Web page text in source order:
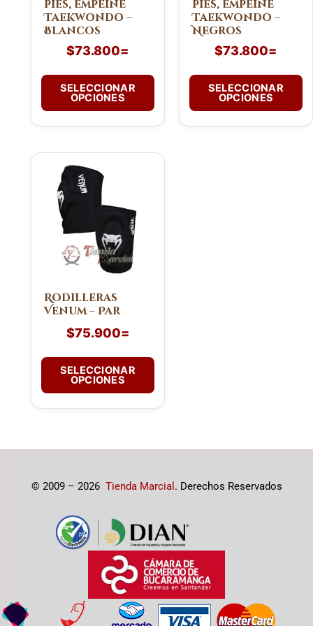
pies, empeine
Taekwondo –
Blancos
$73.800=
SELECCIONAR
OPCIONES
elegir
en
la
página
producto
pies, empeine
Taekwondo –
Negros
$73.800=
SELECCIONAR
OPCIONES
elegir
en
la
página
producto
Rodilleras
Venum – Par
$75.900=
SELECCIONAR
OPCIONES
producto
tiene
múltiples
variantes.
opciones
pueden
elegir
página
producto
© 2009 – 2026 Tienda Marcial . Derechos Reservados